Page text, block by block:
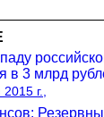
в 3 млрд
г.,